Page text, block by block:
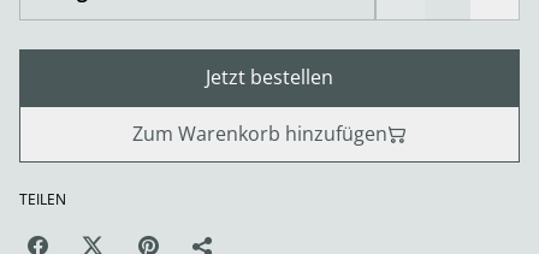
Jetzt bestellen
Zum Warenkorb hinzufügen
TEILEN